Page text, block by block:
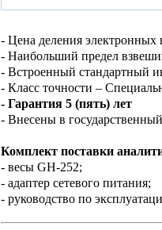
- Цена деления электронных
- Наибольший предел
- Встроенный стандартный
- Класс точности –
- Гарантия 5 (пять) лет
- Внесены в
Комплект поставки
- весы GH-252;
- адаптер сетевого питания;
- руководство по